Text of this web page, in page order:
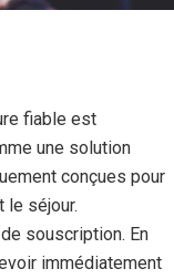
fiable est
une solution
conçues pour
le séjour.
souscription. En
immédiatement